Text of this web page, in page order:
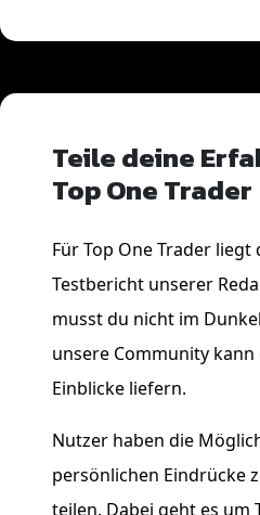
Teile deine
Top One Trader
Für Top One Trader
Testbericht unserer
musst du nicht im
unsere Community
Einblicke liefern.
Nutzer haben die
persönlichen Eindrücke
teilen. Dabei geht es um